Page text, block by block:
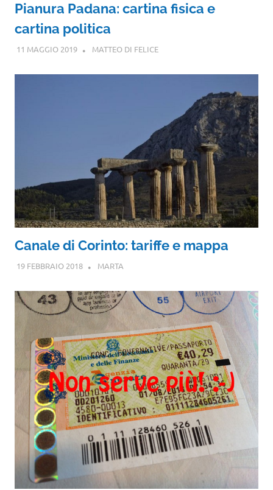
Pianura Padana: cartina fisica e
cartina politica
11 MAGGIO 2019 MATTEO DI FELICE
Canale di Corinto: tariffe e mappa
19 FEBBRAIO 2018 MARTA